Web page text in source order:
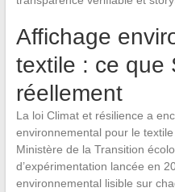
Affichage
textile : ce que
réellement
La loi Climat et résilience a
environnemental pour le
Ministère de la Transition
d’expérimentation lancée en
environnemental lisible sur